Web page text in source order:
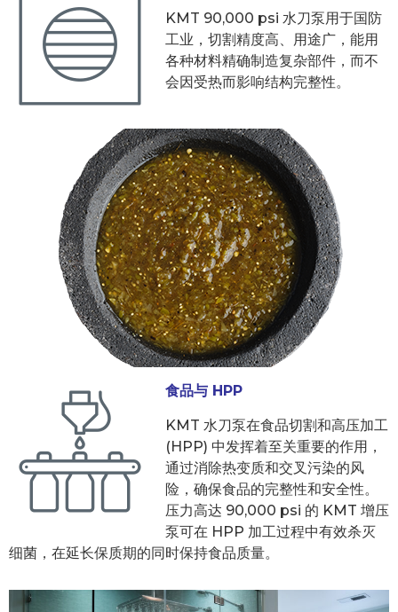
KMT 90,000 psi 水刀泵用于国防
工业，切割精度高、用途广，能用
各种材料精确制造复杂部件，而不
会因受热而影响结构完整性。
食品与 HPP
KMT 水刀泵在食品切割和高压加工
(HPP) 中发挥着至关重要的作用，
通过消除热变质和交叉污染的风
险，确保食品的完整性和安全性。
压力高达 90,000 psi 的 KMT 增压
泵可在 HPP 加工过程中有效杀灭
细菌，在延长保质期的同时保持食品质量。